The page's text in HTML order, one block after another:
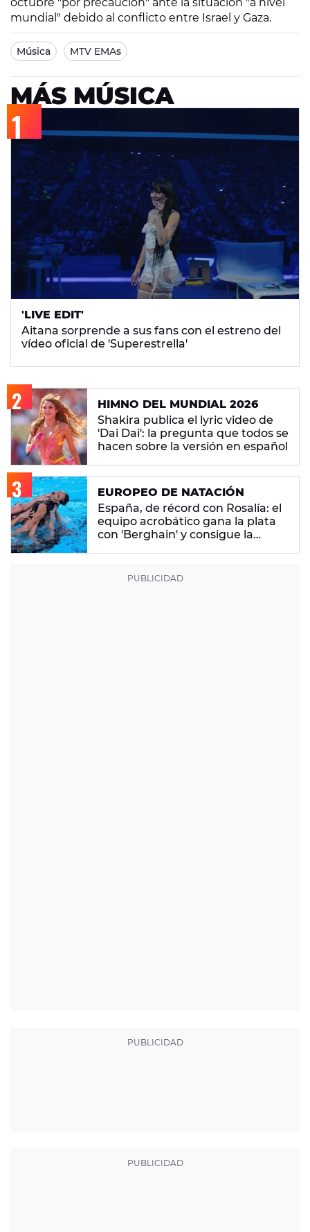
mundial" debido al conflicto entre Israel y Gaza.
Música MTV EMAs
MÁS MÚSICA
'LIVE EDIT'
Aitana sorprende a sus fans con el estreno del
vídeo oficial de 'Superestrella'
HIMNO DEL MUNDIAL 2026
Shakira publica el lyric video de
'Dai Dai': la pregunta que todos se
hacen sobre la versión en español
EUROPEO DE NATACIÓN
España, de récord con Rosalía: el
equipo acrobático gana la plata
con 'Berghain' y consigue la